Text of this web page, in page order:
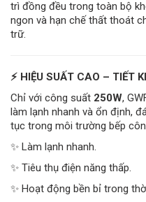
trì đồng đều trong toàn bộ
ngon và hạn chế thất thoát
trữ.
⚡ HIỆU SUẤT CAO – TIẾT
Chỉ với công suất 250W,
làm lạnh nhanh và ổn định,
tục trong môi trường bếp
✨ Làm lạnh nhanh.
✨ Tiêu thụ điện năng thấp.
✨ Hoạt động bền bỉ trong